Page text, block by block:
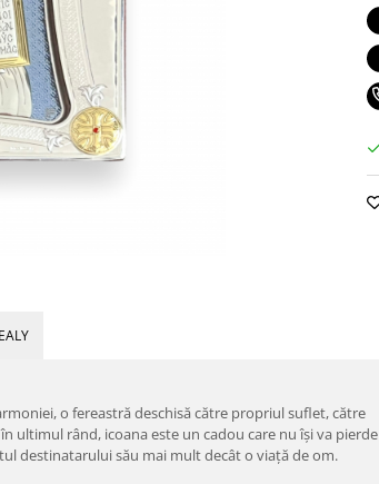
o fereastră deschisă către propriul suflet, către
ultimul rând, icoana este un cadou care nu îşi va pierde
destinatarului său mai mult decât o viaţă de om.